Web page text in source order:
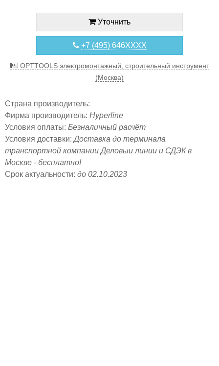
Уточнить
+7 (495) 646XXXX
OPTTOOLS электромонтажный, строительный инструмент
(Москва)
Страна производитель:
Фирма производитель: Hyperline
Условия оплаты: Безналичный расчёт
Условия доставки:Доставка до терминала
транспортной компании Деловыи линии и СДЭК в
Москве - бесплатно!
Срок актуальности: до 02.10.2023